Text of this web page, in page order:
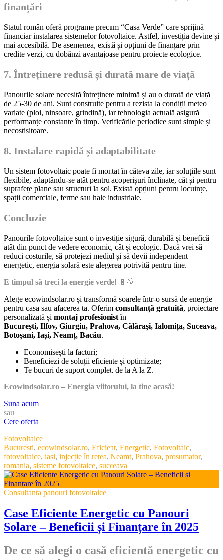
finanțări
Statul român oferă programe precum “Casa Verde” care sprijină
financiar instalarea sistemelor fotovoltaice. Astfel, investiția devine și
mai accesibilă. De asemenea, există și opțiuni de finanțare prin
credite verzi, cu dobânzi avantajoase pentru proiecte ecologice.
7. Întreținere redusă și durată mare de viață
Panourile solare necesită întreținere minimă și au o durată de viață
de 25-30 de ani. Sunt construite pentru a rezista la condiții meteo
variate (ploi, ninsoare, grindină), iar tehnologia actuală asigură
performanțe constante în timp. Verificările periodice sunt simple și
necostisitoare.
8. Instalare rapidă și adaptabilitate
Un sistem fotovoltaic poate fi montat în câteva zile, iar soluțiile sunt
flexibile, adaptându-se atât pentru acoperișuri înclinate, cât și pentru
suprafețe plane sau structuri la sol. Există opțiuni pentru locuințe,
spații comerciale, ferme sau hale industriale.
Concluzie
Panourile fotovoltaice sunt o investiție sigură, durabilă și benefică
atât din punct de vedere economic, cât și ecologic. Dacă vrei să
reduci costurile, să protejezi mediul și să devii independent
energetic, energia solară este alegerea potrivită pentru tine.
E timpul să treci la energie verde! 🔋🌞
Alege ecowindsolar.ro și transformă soarele într-o sursă de energie
pentru casa sau afacerea ta. Oferim consultanță gratuită, proiectare
personalizată și montaj profesionistîn
București, Ilfov, Giurgiu, Prahova, Călărași, Ialomița, Suceava,
Botoșani, Iași, Neamț, Bacău.
Economisești la facturi;
Beneficiezi de soluții eficiente și optimizate;
Te bucuri de suport complet, de la A la Z.
Ecowindsolar.ro – Energia viitorului, la tine acasă!
Suna acum
sau
Cere oferta
Categories
Fotovoltaice
Tags
Bucuresti, ecowindsolar.ro, Eficient, Energetic, Fotovoltaic,
fotovoltaice, iasi, injecție în rețea, Neamt, Prahova, prosumator,
romania, sisteme fotovoltaice, succeava
Consultanta panouri fotovoltaice
Case Eficiente Energetic cu Panouri
Solare – Beneficii și Finanțare în 2025
De ce să alegi o casă eficientă energetic cu